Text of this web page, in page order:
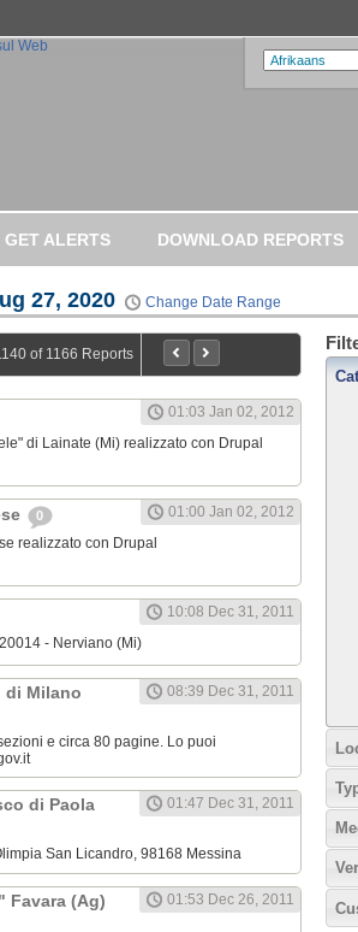
GET ALERTS DOWNLOAD REPORTS
27, 2020 Change Date Range
of 1166 Reports
01:03 Jan 02, 2012
di Lainate (Mi) realizzato con Drupal
0
01:00 Jan 02, 2012
realizzato con Drupal
10:08 Dec 31, 2011
- Nerviano (Mi)
di Milano 08:39 Dec 31, 2011
e circa 80 pagine. Lo puoi
di Paola 01:47 Dec 31, 2011
San Licandro, 98168 Messina
Favara (Ag) 01:53 Dec 26, 2011